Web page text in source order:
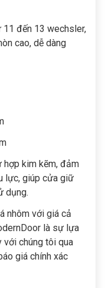
đến 13 wechsler,
cao, dễ dàng
hợp kim kẽm, đảm
lực, giúp cửa giữ
dụng.
nhôm với giá cả
là sự lựa
với chúng tôi qua
giá chính xác